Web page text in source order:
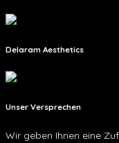
Delaram Aesthetics
Unser Versprechen
Wir geben Ihnen eine